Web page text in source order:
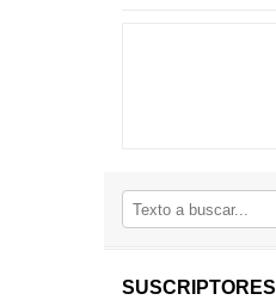
SUSCRIPTORES